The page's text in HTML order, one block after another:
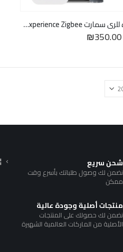
تايمر مياه للري سمارت Giexperience Zigbee
السعر
الأصلي
₪400.00.
₪350.00
₪350.00.
شحن سريع
نضمن لك وصول طلباتك بأسرع وقت
ممكن
منتجات أصلية وجودة عالية
نضمن لك حصولك على المنتجات
الأصلية من الماركات العالمية الشهيرة